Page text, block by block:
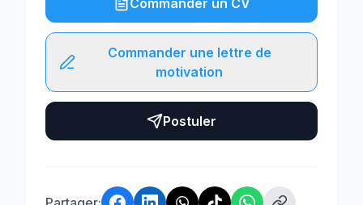
Commander un CV
Commander une lettre de
motivation
Postuler